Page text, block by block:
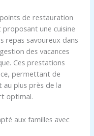
de restauration
une cuisine
repas savoureux dans
des vacances
Ces prestations
permettant de
au plus près de la
optimal.
aux familles avec